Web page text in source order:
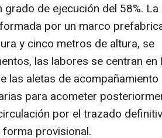
de ejecución del 58%. La
por un marco
y cinco metros de altura, se
las labores se centran en
las aletas de acompañamiento
para acometer
por el trazado
provisional.